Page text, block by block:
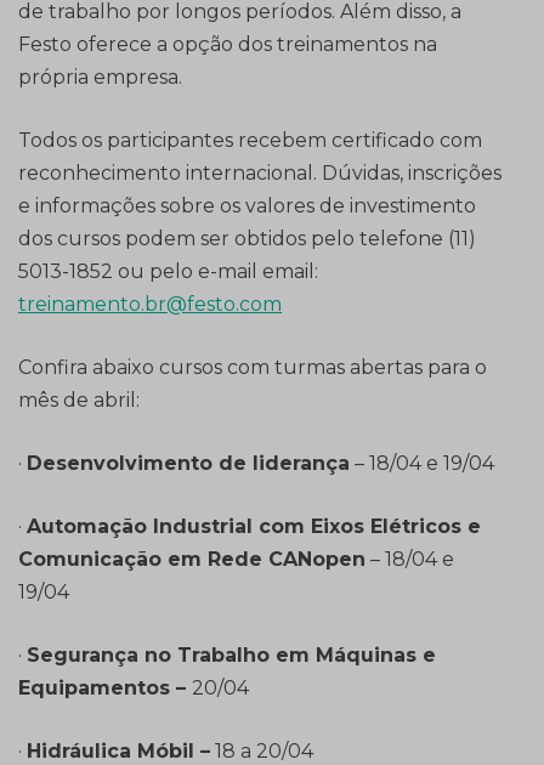
de trabalho por longos períodos. Além disso, a
Festo oferece a opção dos treinamentos na
própria empresa.
Todos os participantes recebem certificado com
reconhecimento internacional. Dúvidas, inscrições
e informações sobre os valores de investimento
dos cursos podem ser obtidos pelo telefone (11)
5013-1852 ou pelo e-mail email:
treinamento.br@festo.com
Confira abaixo cursos com turmas abertas para o
mês de abril:
· Desenvolvimento de liderança – 18/04 e 19/04
· Automação Industrial com Eixos Elétricos e
Comunicação em Rede CANopen – 18/04 e
19/04
· Segurança no Trabalho em Máquinas e
Equipamentos – 20/04
· Hidráulica Móbil – 18 a 20/04